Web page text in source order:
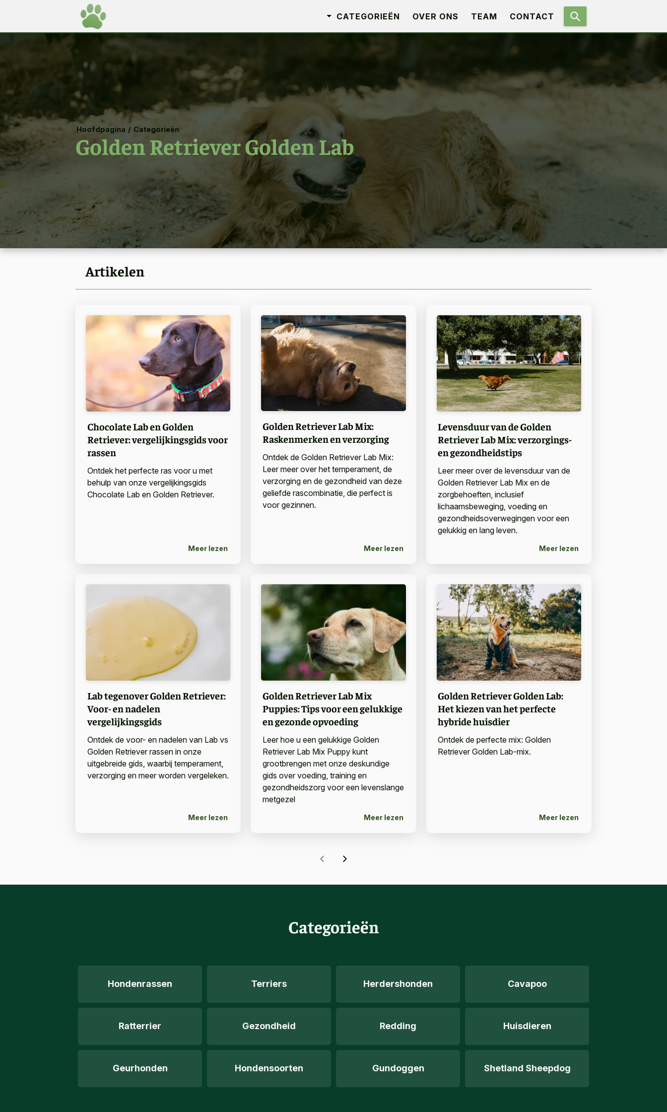
CATEGORIEËN OVER ONS TEAM CONTACT
Hoofdpagina / Categorieën
Golden Retriever Golden Lab
Artikelen
Chocolate Lab en Golden
Retriever: vergelijkingsgids voor
rassen
Ontdek het perfecte ras voor u met
behulp van onze vergelijkingsgids
Chocolate Lab en Golden Retriever.
Meer lezen
Golden Retriever Lab Mix:
Raskenmerken en verzorging
Ontdek de Golden Retriever Lab Mix:
Leer meer over het temperament, de
verzorging en de gezondheid van deze
geliefde rascombinatie, die perfect is
voor gezinnen.
Meer lezen
Levensduur van de Golden
Retriever Lab Mix: verzorgings-
en gezondheidstips
Leer meer over de levensduur van de
Golden Retriever Lab Mix en de
zorgbehoeften, inclusief
lichaamsbeweging, voeding en
gezondheidsoverwegingen voor een
gelukkig en lang leven.
Meer lezen
Lab tegenover Golden Retriever:
Voor- en nadelen
vergelijkingsgids
Ontdek de voor- en nadelen van Lab vs
Golden Retriever rassen in onze
uitgebreide gids, waarbij temperament,
verzorging en meer worden vergeleken.
Meer lezen
Golden Retriever Lab Mix
Puppies: Tips voor een gelukkige
en gezonde opvoeding
Leer hoe u een gelukkige Golden
Retriever Lab Mix Puppy kunt
grootbrengen met onze deskundige
gids over voeding, training en
gezondheidszorg voor een levenslange
metgezel
Meer lezen
Golden Retriever Golden Lab:
Het kiezen van het perfecte
hybride huisdier
Ontdek de perfecte mix: Golden
Retriever Golden Lab-mix.
Meer lezen
Categorieën
Hondenrassen Terriers Herdershonden Cavapoo
Ratterrier Gezondheid Redding Huisdieren
Geurhonden Hondensoorten Gundoggen Shetland Sheepdog